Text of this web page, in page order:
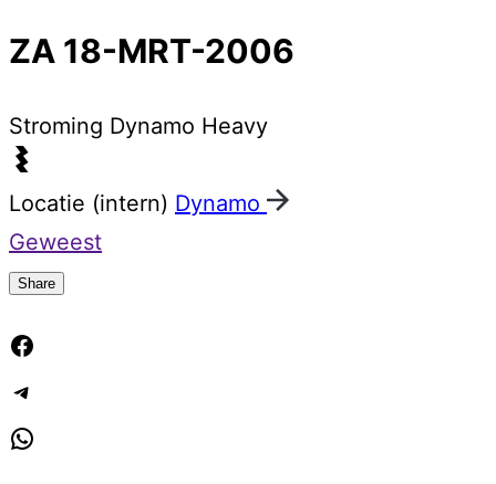
ZA 18-MRT-2006
Stroming Dynamo Heavy
Locatie (intern) Dynamo
Geweest
Share